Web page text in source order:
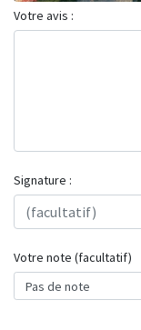
Votre avis :
Signature :
Votre note (facultatif)